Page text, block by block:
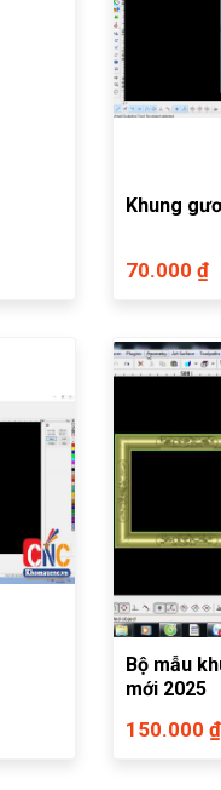
Khung
70.000 ₫
Bộ mẫu
mới 2025
150.000 ₫